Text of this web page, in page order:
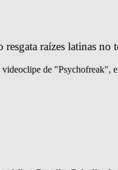
raízes latinas no
videoclipe de "Psychofreak",